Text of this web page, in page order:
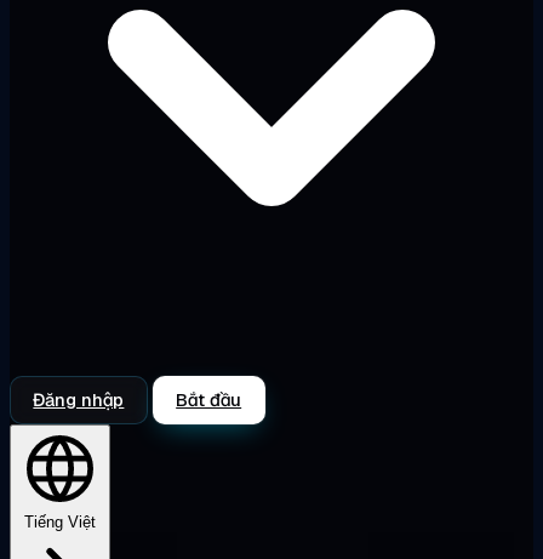
Đăng nhập Bắt đầu
Tiếng Việt